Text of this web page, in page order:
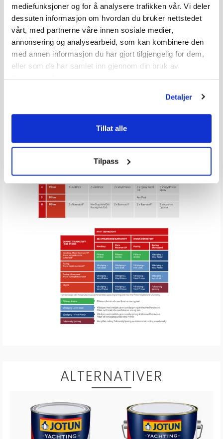
mediefunksjoner og for å analysere trafikken vår. Vi deler
dessuten informasjon om hvordan du bruker nettstedet
vårt, med partnerne våre innen sosiale medier,
annonsering og analysearbeid, som kan kombinere den
med annen informasjon du har gjort tilgjengelig for dem,
eller som de har samlet inn gjennom din bruk av
Detaljer
Tillat alle
Tilpass
ALTERNATIVER